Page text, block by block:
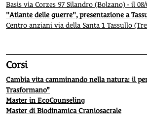
Basis via Corzes 97 Silandro (Bolzano) - il 08/
"Atlante delle guerre", presentazione a
Centro anziani via della Santa 1 Tassullo
Corsi
Cambia vita camminando nella natura: il
Trasformano”
Master in EcoCounseling
Master di Biodinamica Craniosacrale